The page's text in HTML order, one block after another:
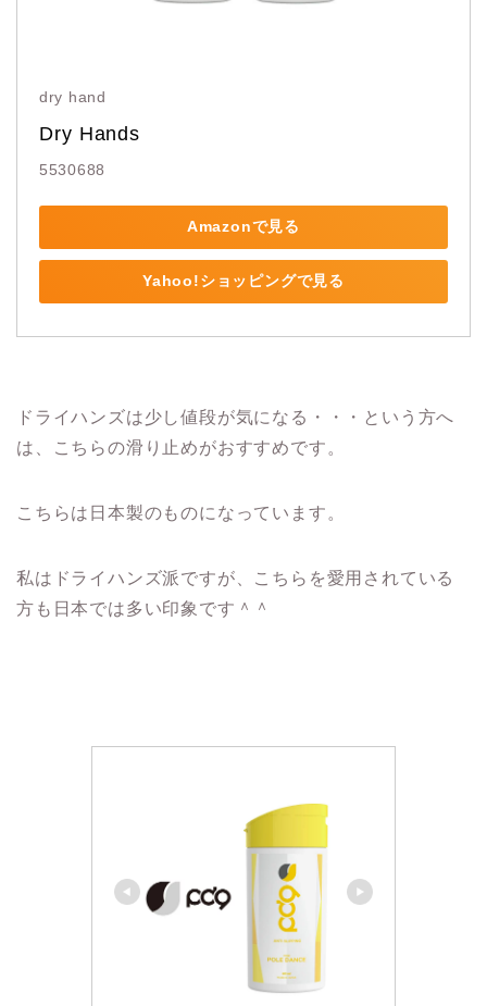
dry hand
Dry Hands
5530688
Amazonで見る
Yahoo!ショッピングで見る
ドライハンズは少し値段が気になる・・・という方へ
は、こちらの滑り止めがおすすめです。
こちらは日本製のものになっています。
私はドライハンズ派ですが、こちらを愛用されている
方も日本では多い印象です＾＾